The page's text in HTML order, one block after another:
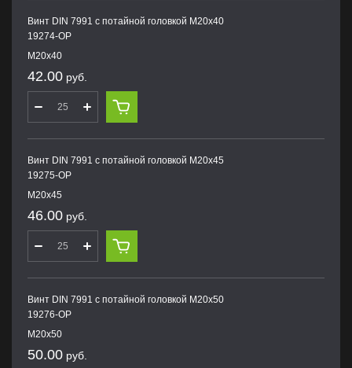
Винт DIN 7991 с потайной головкой M20х40
19274-OP
M20х40
42.00 руб.
Винт DIN 7991 с потайной головкой M20х45
19275-OP
M20х45
46.00 руб.
Винт DIN 7991 с потайной головкой M20х50
19276-OP
M20х50
50.00 руб.